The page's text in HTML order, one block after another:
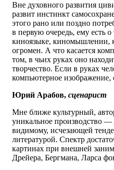
Вне духовного развития
развит инстинкт
этого рано или поздно
в первую очередь, ему есть
киноязыке, киномышлении,
огромен. А что касается
том, в чьих руках оно
творчество. Если в руках
компьютерное
Юрий Арабов, сценарист
Мне ближе культурный,
уникальное производство —
видимому, исчезающей
литературой. Спектр
картинах при внешней
Дрейера, Бергмана, Ларса